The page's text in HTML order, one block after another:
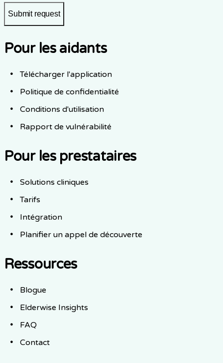
Submit request
Pour les aidants
Télécharger l'application
Politique de confidentialité
Conditions d'utilisation
Rapport de vulnérabilité
Pour les prestataires
Solutions cliniques
Tarifs
Intégration
Planifier un appel de découverte
Ressources
Blogue
Elderwise Insights
FAQ
Contact